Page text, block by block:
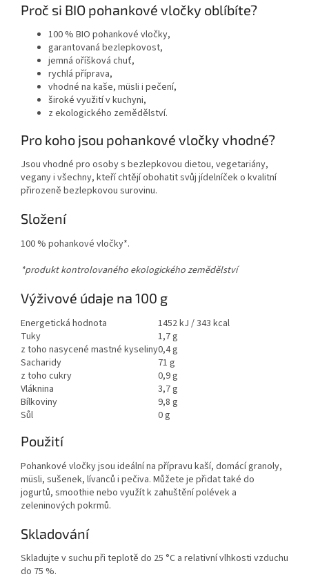
Proč si BIO pohankové vločky oblíbíte?
100 % BIO pohankové vločky,
garantovaná bezlepkovost,
jemná oříšková chuť,
rychlá příprava,
vhodné na kaše, müsli i pečení,
široké využití v kuchyni,
z ekologického zemědělství.
Pro koho jsou pohankové vločky vhodné?
Jsou vhodné pro osoby s bezlepkovou dietou, vegetariány,
vegany i všechny, kteří chtějí obohatit svůj jídelníček o kvalitní
přirozeně bezlepkovou surovinu.
Složení
100 % pohankové vločky*.
*produkt kontrolovaného ekologického zemědělství
Výživové údaje na 100 g
Energetická hodnota
1452 kJ / 343 kcal
Tuky
1,7 g
z toho nasycené mastné kyseliny0,4 g
Sacharidy
71 g
z toho cukry
0,9 g
Vláknina
3,7 g
Bílkoviny
9,8 g
Sůl
0 g
Použití
Pohankové vločky jsou ideální na přípravu kaší, domácí granoly,
müsli, sušenek, lívanců i pečiva. Můžete je přidat také do
jogurtů, smoothie nebo využít k zahuštění polévek a
zeleninových pokrmů.
Skladování
Skladujte v suchu při teplotě do 25 °C a relativní vlhkosti vzduchu
do 75 %.